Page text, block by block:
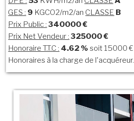
GES : 9 KGCO2/m2/an CLASSE B
Prix Public : 340000 €
Prix Net Vendeur : 325000 €
Honoraire T.T.C : 4.62 % soit 15000 €
Honoraires à la charge de l'acquéreur.